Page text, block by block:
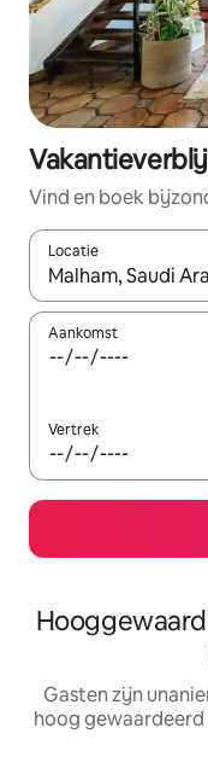
Vind en boek
Locatie
Wanneer er
Aankomst
Vertrek
Gasten zijn
hoog gewaardeerd